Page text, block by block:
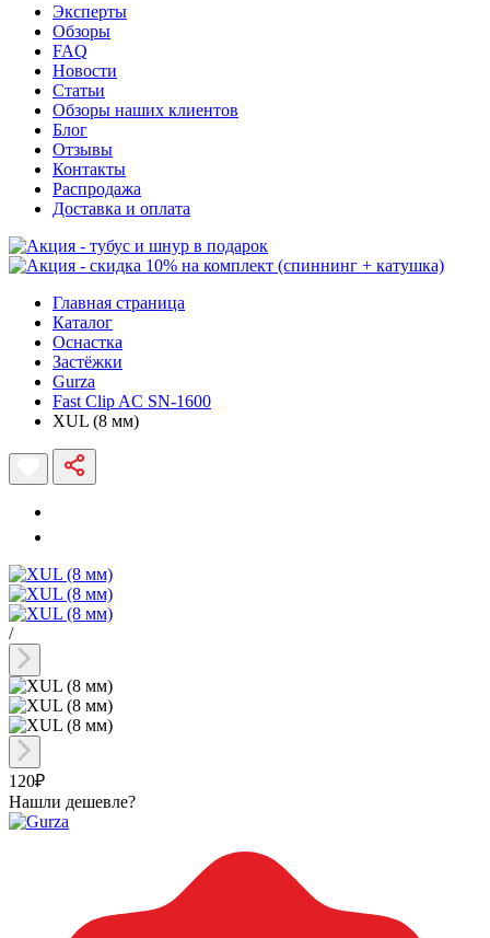
Эксперты
Обзоры
FAQ
Новости
Статьи
Обзоры наших клиентов
Блог
Отзывы
Контакты
Распродажа
Доставка и оплата
Главная страница
Каталог
Оснастка
Застёжки
Gurza
Fast Clip AC SN-1600
XUL (8 мм)
/
120₽
Нашли дешевле?